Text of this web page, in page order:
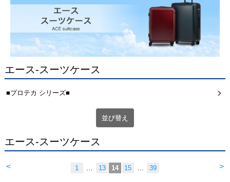
エース-スーツケース
■プロテカ シリーズ■
並び替え
エース-スーツケース
< >
1 … 13 14 15 … 39